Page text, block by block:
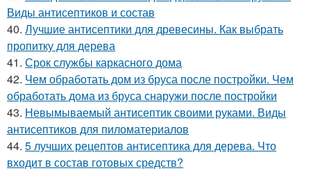
Виды антисептиков и состав
40. Лучшие антисептики для древесины. Как выбрать
пропитку для дерева
41. Срок службы каркасного дома
42. Чем обработать дом из бруса после постройки. Чем
обработать дома из бруса снаружи после постройки
43. Невымываемый антисептик своими руками. Виды
антисептиков для пиломатериалов
44. 5 лучших рецептов антисептика для дерева. Что
входит в состав готовых средств?